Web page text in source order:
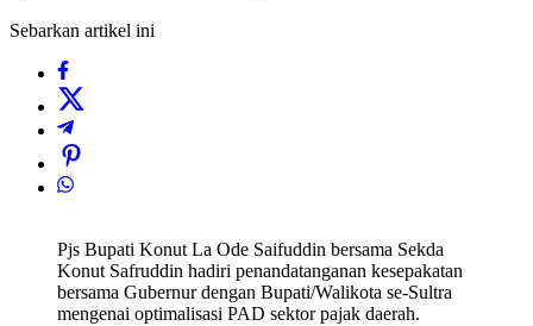
Sebarkan artikel ini
Pjs Bupati Konut La Ode Saifuddin bersama Sekda
Konut Safruddin hadiri penandatanganan kesepakatan
bersama Gubernur dengan Bupati/Walikota se-Sultra
mengenai optimalisasi PAD sektor pajak daerah.